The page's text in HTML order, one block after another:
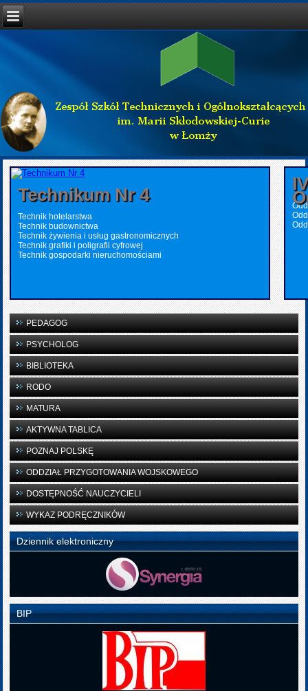
Technikum Nr 4
Technik hotelarstwa
Technik budownictwa
Technik żywienia i usług gastronomicznych
Technik grafiki i poligrafii cyfrowej
Technik gospodarki nieruchomościami
PEDAGOG
PSYCHOLOG
BIBLIOTEKA
RODO
MATURA
AKTYWNA TABLICA
POZNAJ POLSKĘ
ODDZIAŁ PRZYGOTOWANIA WOJSKOWEGO
DOSTĘPNOŚĆ NAUCZYCIELI
WYKAZ PODRĘCZNIKÓW
Dziennik elektroniczny
BIP